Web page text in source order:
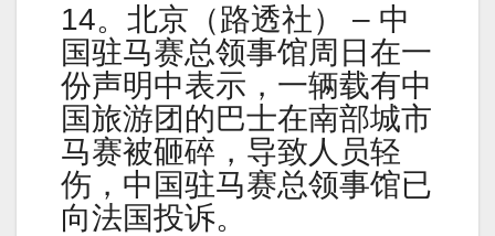
14。北京（路透社） – 中
国驻马赛总领事馆周日在一
份声明中表示，一辆载有中
国旅游团的巴士在南部城市
马赛被砸碎，导致人员轻
伤，中国驻马赛总领事馆已
向法国投诉。